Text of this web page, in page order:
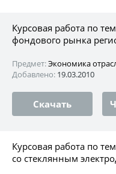
Курсовая работа по
фондового рынка
Предмет:Экономика
Добавлено: 19.03.2010
Скачать
Курсовая работа по
со стеклянным